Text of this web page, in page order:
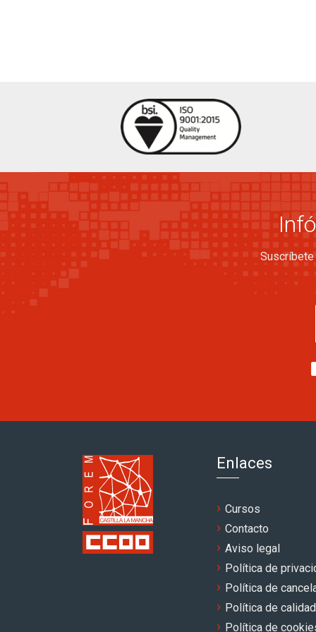
Enlaces
Cursos
Contacto
Aviso legal
Política de
Política de
Política de calidad
Política de